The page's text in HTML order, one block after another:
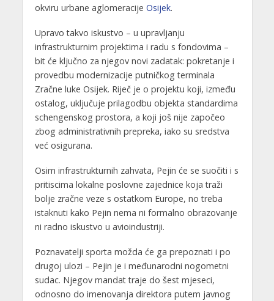
okviru urbane aglomeracije Osijek.
Upravo takvo iskustvo – u upravljanju
infrastrukturnim projektima i radu s fondovima –
bit će ključno za njegov novi zadatak: pokretanje i
provedbu modernizacije putničkog terminala
Zračne luke Osijek. Riječ je o projektu koji, između
ostalog, uključuje prilagodbu objekta standardima
schengenskog prostora, a koji još nije započeo
zbog administrativnih prepreka, iako su sredstva
već osigurana.
Osim infrastrukturnih zahvata, Pejin će se suočiti i s
pritiscima lokalne poslovne zajednice koja traži
bolje zračne veze s ostatkom Europe, no treba
istaknuti kako Pejin nema ni formalno obrazovanje
ni radno iskustvo u avioindustriji.
Poznavatelji sporta možda će ga prepoznati i po
drugoj ulozi – Pejin je i međunarodni nogometni
sudac. Njegov mandat traje do šest mjeseci,
odnosno do imenovanja direktora putem javnog